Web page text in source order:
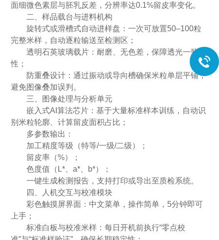
面细微色素层与胚乳反差，分辨率达0.1%留皮率变化。
二、样品载台与进料机构
旋转式或滑槽式自动进样盘：一次可放置50–100粒
完整米样，自动逐粒输送至检测区；
透明石英玻璃载片：耐磨、无色差，保障透光一致
性；
防重叠设计：通过振动或导向槽确保米粒单层平铺，
避免图像叠加误判。
三、图像处理与分析单元
嵌入式AI算法芯片：基于大量标准样本训练，自动识
别米粒轮廓、计算留皮面积占比；
多参数输出：
加工精度等级（特等/一级/二级）；
留皮率（%）；
色度值（L*、a*、b*）；
一键生成检测报告，支持打印或导出至质检系统。
四、人机交互与校准模块
彩色触摸屏界面：中文菜单，操作简单，5分钟即可
上手；
标准白板与校准米样：每日开机前执行“零点校